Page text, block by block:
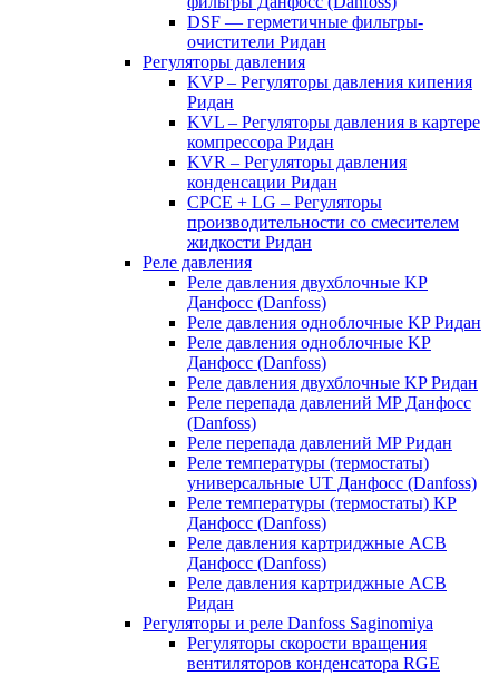
DSF — герметичные фильтры-
очистители Ридан
Регуляторы давления
KVP – Регуляторы давления кипения
Ридан
KVL – Регуляторы давления в картере
компрессора Ридан
KVR – Регуляторы давления
конденсации Ридан
CPCE + LG – Регуляторы
производительности со смесителем
жидкости Ридан
Реле давления
Реле давления двухблочные KP
Данфосс (Danfoss)
Реле давления одноблочные KP Ридан
Реле давления одноблочные KP
Данфосс (Danfoss)
Реле давления двухблочные KP Ридан
Реле перепада давлений MP Данфосс
(Danfoss)
Реле перепада давлений MP Ридан
Реле температуры (термостаты)
универсальные UT Данфосс (Danfoss)
Реле температуры (термостаты) KP
Данфосс (Danfoss)
Реле давления картриджные ACB
Данфосс (Danfoss)
Реле давления картриджные ACB
Ридан
Регуляторы и реле Danfoss Saginomiya
Регуляторы скорости вращения
вентиляторов конденсатора RGE